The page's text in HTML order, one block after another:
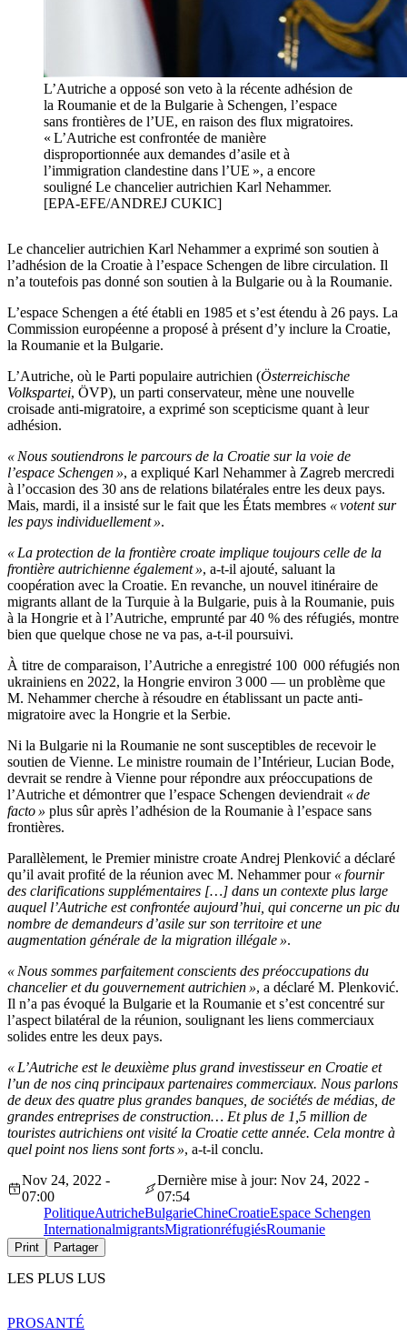
L’Autriche a opposé son veto à la récente adhésion de
la Roumanie et de la Bulgarie à Schengen, l’espace
sans frontières de l’UE, en raison des flux migratoires.
« L’Autriche est confrontée de manière
disproportionnée aux demandes d’asile et à
l’immigration clandestine dans l’UE », a encore
souligné Le chancelier autrichien Karl Nehammer.
[EPA-EFE/ANDREJ CUKIC]
Le chancelier autrichien Karl Nehammer a exprimé son soutien à
l’adhésion de la Croatie à l’espace Schengen de libre circulation. Il
n’a toutefois pas donné son soutien à la Bulgarie ou à la Roumanie.
L’espace Schengen a été établi en 1985 et s’est étendu à 26 pays. La
Commission européenne a proposé à présent d’y inclure la Croatie,
la Roumanie et la Bulgarie.
L’Autriche, où le Parti populaire autrichien (Österreichische
Volkspartei, ÖVP), un parti conservateur, mène une nouvelle
croisade anti-migratoire, a exprimé son scepticisme quant à leur
adhésion.
« Nous soutiendrons le parcours de la Croatie sur la voie de
l’espace Schengen », a expliqué Karl Nehammer à Zagreb mercredi
à l’occasion des 30 ans de relations bilatérales entre les deux pays.
Mais, mardi, il a insisté sur le fait que les États membres « votent sur
les pays individuellement ».
« La protection de la frontière croate implique toujours celle de la
frontière autrichienne également », a-t-il ajouté, saluant la
coopération avec la Croatie. En revanche, un nouvel itinéraire de
migrants allant de la Turquie à la Bulgarie, puis à la Roumanie, puis
à la Hongrie et à l’Autriche, emprunté par 40 % des réfugiés, montre
bien que quelque chose ne va pas, a-t-il poursuivi.
À titre de comparaison, l’Autriche a enregistré 100 000 réfugiés non
ukrainiens en 2022, la Hongrie environ 3 000 — un problème que
M. Nehammer cherche à résoudre en établissant un pacte anti-
migratoire avec la Hongrie et la Serbie.
Ni la Bulgarie ni la Roumanie ne sont susceptibles de recevoir le
soutien de Vienne. Le ministre roumain de l’Intérieur, Lucian Bode,
devrait se rendre à Vienne pour répondre aux préoccupations de
l’Autriche et démontrer que l’espace Schengen deviendrait « de
facto » plus sûr après l’adhésion de la Roumanie à l’espace sans
frontières.
Parallèlement, le Premier ministre croate Andrej Plenković a déclaré
qu’il avait profité de la réunion avec M. Nehammer pour « fournir
des clarifications supplémentaires […] dans un contexte plus large
auquel l’Autriche est confrontée aujourd’hui, qui concerne un pic du
nombre de demandeurs d’asile sur son territoire et une
augmentation générale de la migration illégale ».
« Nous sommes parfaitement conscients des préoccupations du
chancelier et du gouvernement autrichien », a déclaré M. Plenković.
Il n’a pas évoqué la Bulgarie et la Roumanie et s’est concentré sur
l’aspect bilatéral de la réunion, soulignant les liens commerciaux
solides entre les deux pays.
« L’Autriche est le deuxième plus grand investisseur en Croatie et
l’un de nos cinq principaux partenaires commerciaux. Nous parlons
de deux des quatre plus grandes banques, de sociétés de médias, de
grandes entreprises de construction… Et plus de 1,5 million de
touristes autrichiens ont visité la Croatie cette année. Cela montre à
quel point nos liens sont forts », a-t-il conclu.
Nov 24, 2022 -
07:00
Dernière mise à jour: Nov 24, 2022 -
07:54
PolitiqueAutricheBulgarieChineCroatieEspace Schengen
InternationalmigrantsMigrationréfugiésRoumanie
Print Partager
LES PLUS LUS
PROSANTÉ